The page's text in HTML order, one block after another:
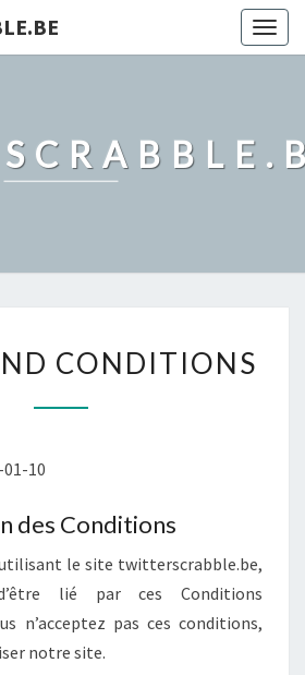
AND
CONDITIONS
10
des Conditions
le site twitterscrabble.be,
lié par ces Conditions
n’acceptez pas ces conditions,
notre site.